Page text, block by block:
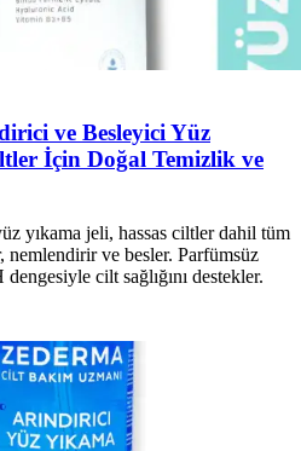
ve Besleyici Yüz
İçin Doğal Temizlik ve
yıkama jeli, hassas ciltler dahil tüm
ve besler. Parfümsüz
cilt sağlığını destekler.